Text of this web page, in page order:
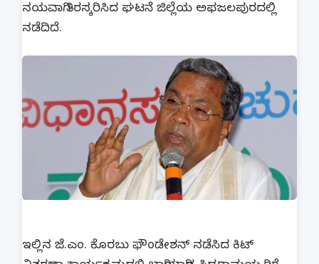
ನಯವಾಗಿ ತಿರಸ್ಕರಿಸಿದ ಘಟನೆ ಜಿಲ್ಲೆಯ ಅಫಜಲಪುರದಲ್ಲಿ
ನಡೆದಿದೆ.
ಇಲ್ಲಿನ ಜೆ.ಎಂ. ಕೊರಬು ಫೌಂಡೇಶನ್​ ನಡೆಸಿದ ಕಿಟ್